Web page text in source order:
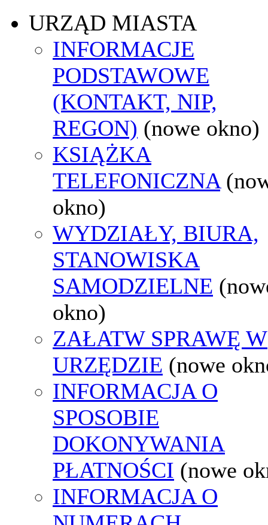
URZĄD MIASTA
INFORMACJE
PODSTAWOWE
(KONTAKT, NIP,
REGON) (nowe okno)
KSIĄŻKA
TELEFONICZNA
okno)
WYDZIAŁY, BIURA,
STANOWISKA
SAMODZIELNE
okno)
ZAŁATW SPRAWĘ W
URZĘDZIE (nowe
INFORMACJA O
SPOSOBIE
DOKONYWANIA
PŁATNOŚCI (nowe
INFORMACJA O